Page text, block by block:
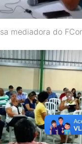
mediadora do